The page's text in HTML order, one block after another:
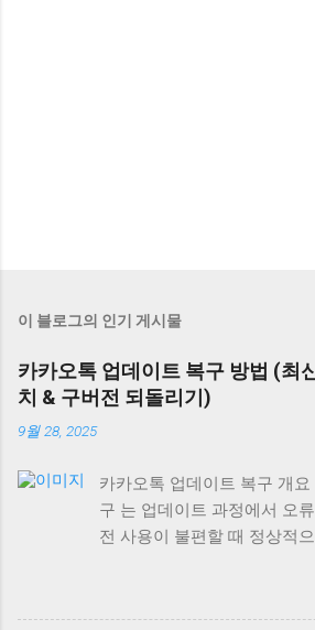
이 블로그의 인기 게시물
카카오톡 업데이트 복구 방법 (최
치 & 구버전 되돌리기)
9월 28, 2025
카카오톡 업데이트 복구 개
구 는 업데이트 과정에서 오
전 사용이 불편할 때 정상적
하지만, 구버전 복구는 안드
로 가능하며 iOS와 PC는 불